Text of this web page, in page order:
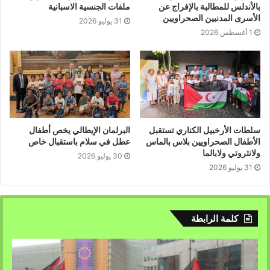
السلمية كما تدعوا كافة أبناء شعبنا في مختلف المواقع و
ساحات الفعل إلى الانخراط في هبة و حملة التضامن الوطنية
معهم.
قوة تصميم و إرادة لفرض الإستقلال والسيادة.
مكتب الجالية الصحراوية باوروبا
مدريد 8 يونيو 2019
بالأندلس للمطالبة بالإفراج عن
الأسرى المدنيين الصحراويين
1 أغسطس 2026
ملفات الجنسية الاسبانية
31 يوليو 2026
سلطات الأرخبيل الكناري تستقبل
الأطفال الصحراويين بلاس بالماس
ولانثروتي ولابالما
31 يوليو 2026
البرلمان الإيطالي يخص أطفال
عطل في سلام باستقبال خاص
30 يوليو 2026
كلمة الرابطة